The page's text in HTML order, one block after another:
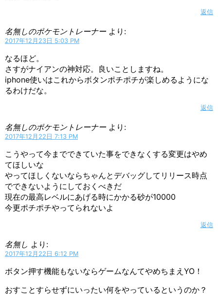
返信
名無しのポケモントレーナー より:
2017年12月23日 5:03 PM
なるほど。
さすがナイアンの神対応。良いことしますね。
iphone使いはこれからボタンポチポチが楽しめるようにな
るわけだな。
返信
名無しのポケモントレーナー より:
2017年12月22日 7:13 PM
こうやって今までできていた事をできなくする変更はやめ
てほしいな
やってほしくないならちゃんとデバッグしてリリース時点
でできないようにしておくべきだ
現在の最高レベルにあげる時にかかる砂が10000
今更ポチポチやってられないよ
返信
名無し より:
2017年12月22日 6:12 PM
ボタン押す機能もないならゲームなんてやめちまえYO！
おすことすらせずにいったい何をやっているというのか？